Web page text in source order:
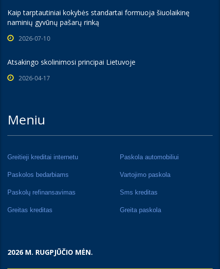
Kaip tarptautiniai kokybės standartai formuoja šiuolaikinę
naminių gyvūnų pašarų rinką
2026-07-10
Atsakingo skolinimosi principai Lietuvoje
2026-04-17
Meniu
Greitieji kreditai internetu Paskola automobiliui
Paskolos bedarbiams Vartojimo paskola
Paskolų refinansavimas Sms kreditas
Greitas kreditas Greita paskola
2026 M. RUGPJŪČIO MĖN.